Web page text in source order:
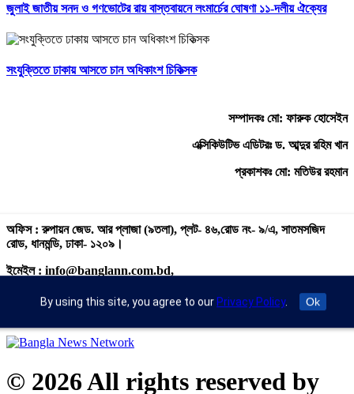
জুলাই জাতীয় সনদ ও গণভোটের রায় বাস্তবায়নে লংমার্চের ঘোষণা ১১-দলীয় ঐক্যের
সংযুক্তিতে ঢাকায় আসতে চান অধিকাংশ চিকিত্সক
সম্পাদকঃ মো: ফারুক হোসেইন
এক্সিকিউটিভ এডিটরঃ ড. আব্দুর রহিম খান
প্রকাশকঃ মো: মতিউর রহমান
অফিস : রুপায়ন জেড. আর প্লাজা (৯তলা), প্লট- ৪৬,রোড নং- ৯/এ, সাতমসজিদ
রোড, ধানমন্ডি, ঢাকা- ১২০৯।
ইমেইল : info@banglann.com.bd,
মোবাইল : +৮৮ ০২ ২২২২৪৬৯১৮, ০২২২২২৪৬৪৪৯
© 2026 All rights reserved by
By using this site, you agree to our Privacy Policy. Ok